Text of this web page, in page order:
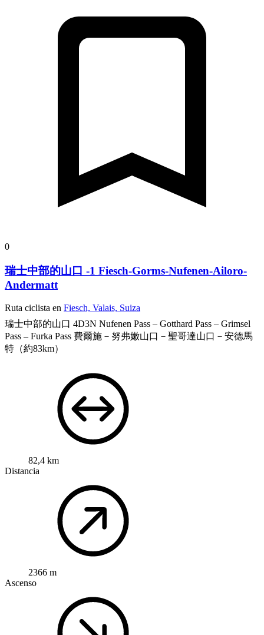
0
瑞士中部的山口 -1 Fiesch-Gorms-Nufenen-Ailoro-
Andermatt
Ruta ciclista en Fiesch, Valais, Suiza
瑞士中部的山口 4D3N Nufenen Pass – Gotthard Pass – Grimsel
Pass – Furka Pass 費爾施－努弗嫩山口－聖哥達山口－安德馬
特（約83km）
82,4 km
Distancia
2366 m
Ascenso